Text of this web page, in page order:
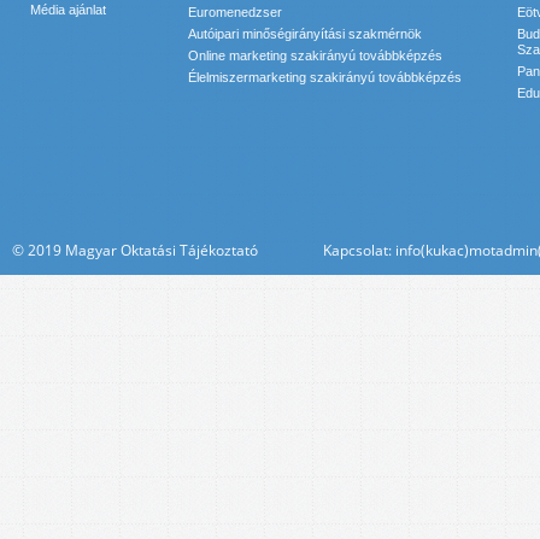
Média ajánlat
Euromenedzser
Autóipari minőségirányítási szakmérnök
Online marketing szakirányú továbbképzés
Élelmiszermarketing szakirányú továbbképzés
© 2019 Magyar Oktatási Tájékoztató Kapcsolat: